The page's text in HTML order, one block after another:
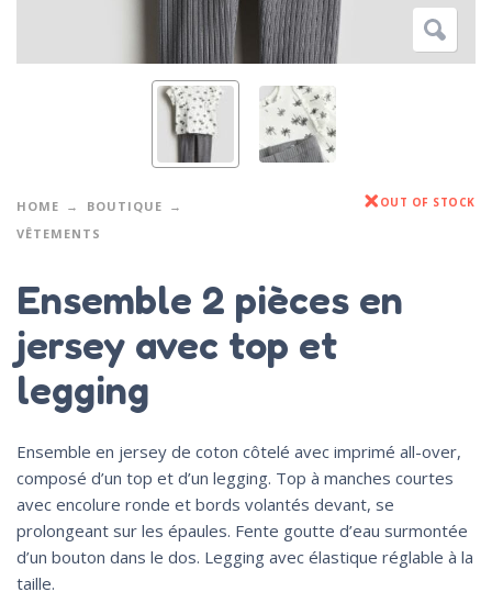
HOME
BOUTIQUE
VÊTEMENTS
OUT OF STOCK
Ensemble 2 pièces en
jersey avec top et
legging
Ensemble en jersey de coton côtelé avec imprimé all-over,
composé d’un top et d’un legging. Top à manches courtes
avec encolure ronde et bords volantés devant, se
prolongeant sur les épaules. Fente goutte d’eau surmontée
d’un bouton dans le dos. Legging avec élastique réglable à la
taille.